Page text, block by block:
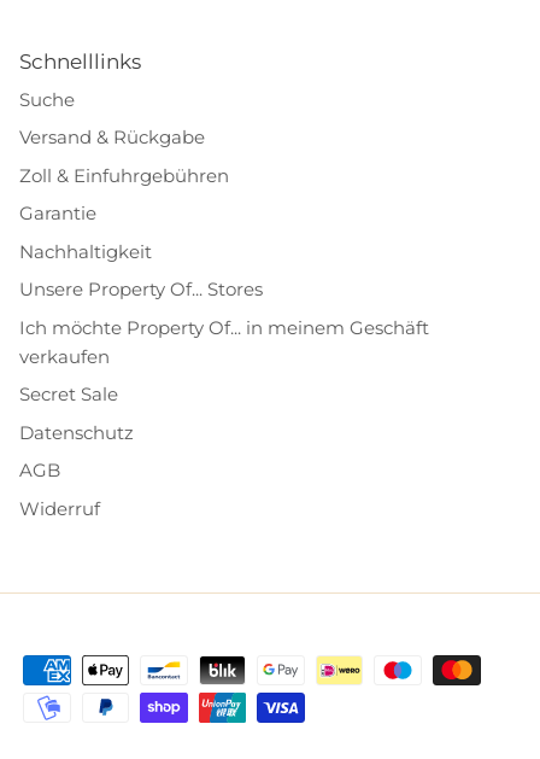
Schnelllinks
Suche
Versand & Rückgabe
Zoll & Einfuhrgebühren
Garantie
Nachhaltigkeit
Unsere Property Of... Stores
Ich möchte Property Of... in meinem Geschäft
verkaufen
Secret Sale
Datenschutz
AGB
Widerruf